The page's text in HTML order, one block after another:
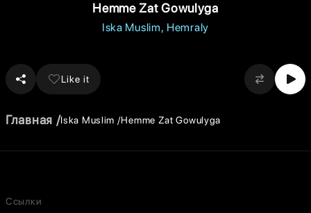
Hemme Zat Gowulyga
Iska Muslim Hemraly
Like it
Главная Iska Muslim Hemme Zat Gowulyga
Ссылки